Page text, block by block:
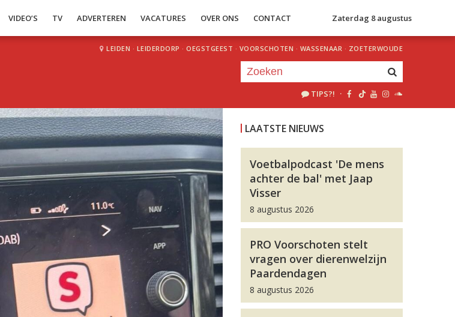
VIDEO’S TV ADVERTEREN VACATURES OVER ONS CONTACT Zaterdag 8 augustus
LEIDEN · LEIDERDORP · OEGSTGEEST · VOORSCHOTEN · WASSENAAR · ZOETERWOUDE
TIPS?! ·
LAATSTE NIEUWS
Voetbalpodcast 'De mens
achter de bal' met Jaap
Visser
8 augustus 2026
PRO Voorschoten stelt
vragen over dierenwelzijn
Paardendagen
8 augustus 2026